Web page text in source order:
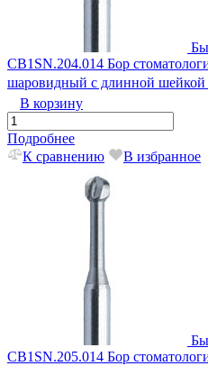
CB1SN.204.014 Бор
шаровидный с длинной шейкой
В корзину
Подробнее
К сравнению
В избранное
CB1SN.205.014 Бор